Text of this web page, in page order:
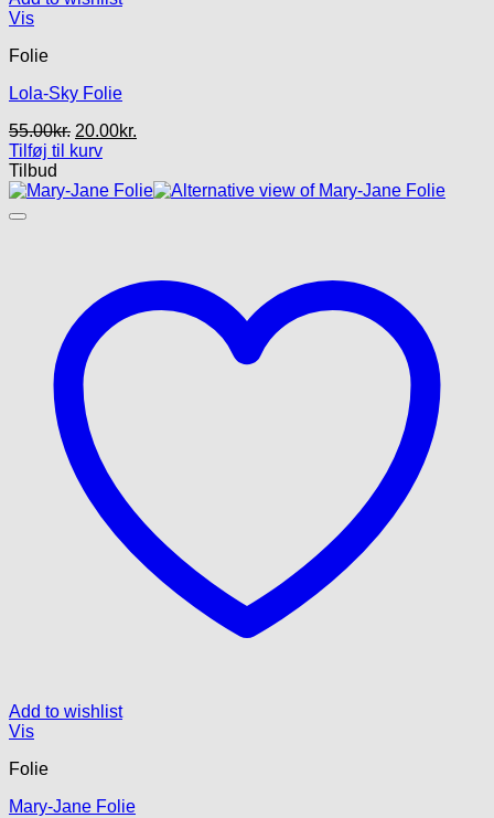
Vis
Folie
Lola-Sky Folie
55.00kr. Den
oprindelige
var:
20.00kr.
er:
Tilføj til kurv
Tilbud
Add to wishlist
Vis
Folie
Mary-Jane Folie